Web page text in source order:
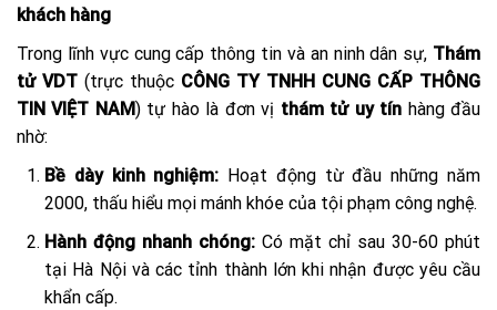
khách hàng
Trong lĩnh vực cung cấp thông tin và an ninh dân sự, Thám
tử VDT (trực thuộc CÔNG TY TNHH CUNG CẤP THÔNG
TIN VIỆT NAM) tự hào là đơn vị thám tử uy tín hàng đầu
nhờ:
Bề dày kinh nghiệm: Hoạt động từ đầu những năm
2000, thấu hiểu mọi mánh khóe của tội phạm công nghệ.
Hành động nhanh chóng: Có mặt chỉ sau 30-60 phút
tại Hà Nội và các tỉnh thành lớn khi nhận được yêu cầu
khẩn cấp.